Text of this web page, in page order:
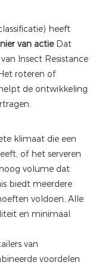
heeft
van actie Dat
Insect Resistance
roteren of
de ontwikkeling
klimaat die een
of het serveren
volume dat
biedt meerdere
voldoen. Alle
en minimaal
van
voordelen